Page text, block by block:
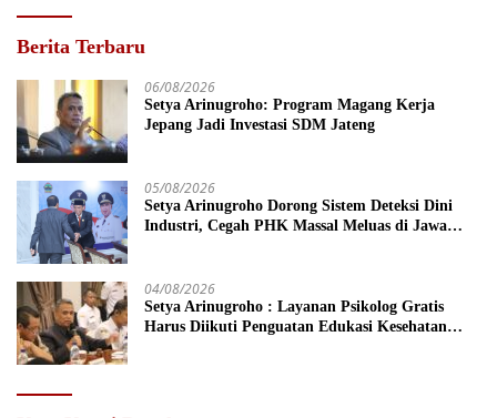
Berita Terbaru
06/08/2026
Setya Arinugroho: Program Magang Kerja
Jepang Jadi Investasi SDM Jateng
05/08/2026
Setya Arinugroho Dorong Sistem Deteksi Dini
Industri, Cegah PHK Massal Meluas di Jawa
04/08/2026
Setya Arinugroho : Layanan Psikolog Gratis
Harus Diikuti Penguatan Edukasi Kesehatan